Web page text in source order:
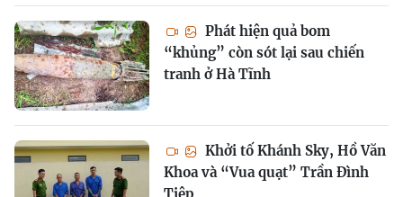
Phát hiện quả bom
“khủng” còn sót lại sau chiến
tranh ở Hà Tĩnh
Khởi tố Khánh Sky, Hồ Văn
Khoa và “Vua quạt” Trần Đình